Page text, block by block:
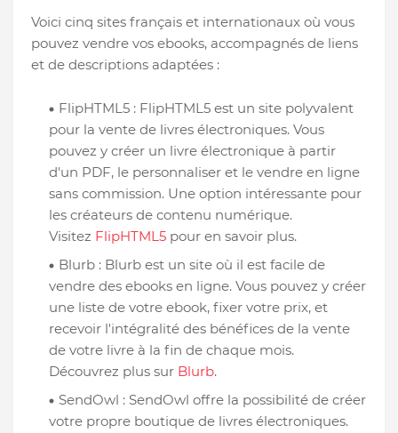
Voici cinq sites français et internationaux où vous
pouvez vendre vos ebooks, accompagnés de liens
et de descriptions adaptées :
FlipHTML5 : FlipHTML5 est un site polyvalent
pour la vente de livres électroniques. Vous
pouvez y créer un livre électronique à partir
d'un PDF, le personnaliser et le vendre en ligne
sans commission. Une option intéressante pour
les créateurs de contenu numérique.
Visitez FlipHTML5 pour en savoir plus.
Blurb : Blurb est un site où il est facile de
vendre des ebooks en ligne. Vous pouvez y créer
une liste de votre ebook, fixer votre prix, et
recevoir l'intégralité des bénéfices de la vente
de votre livre à la fin de chaque mois.
Découvrez plus sur Blurb.
SendOwl : SendOwl offre la possibilité de créer
votre propre boutique de livres électroniques.